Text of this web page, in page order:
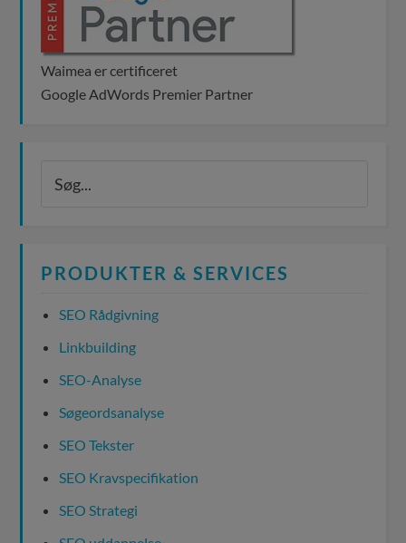
Waimea er certificeret
Google AdWords Premier Partner
PRODUKTER & SERVICES
SEO Rådgivning
Linkbuilding
SEO-Analyse
Søgeordsanalyse
SEO Tekster
SEO Kravspecifikation
SEO Strategi